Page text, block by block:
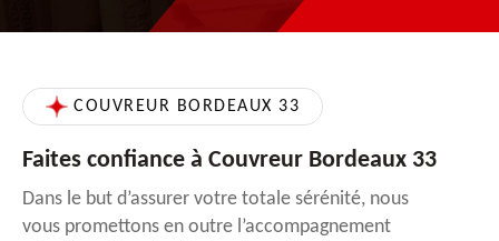
COUVREUR BORDEAUX 33
Faites confiance à Couvreur Bordeaux 33
Dans le but d’assurer votre totale sérénité, nous
vous promettons en outre l’accompagnement